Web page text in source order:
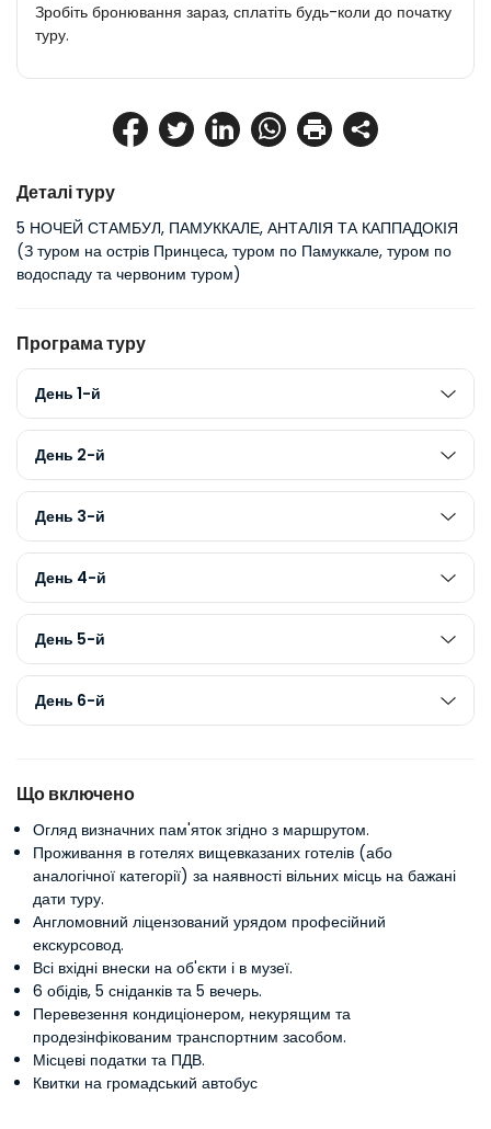
Деталі туру
5 НОЧЕЙ СТАМБУЛ, ПАМУККАЛЕ, АНТАЛІЯ ТА КАППАДОКІЯ
(З туром на острів Принцеса, туром по Памуккале, туром по
водоспаду та червоним туром)
Програма туру
День 1-й
День 2-й
День 3-й
День 4-й
День 5-й
День 6-й
Що включено
Огляд визначних пам'яток згідно з маршрутом.
Проживання в готелях вищевказаних готелів (або
аналогічної категорії) за наявності вільних місць на бажані
дати туру.
Англомовний ліцензований урядом професійний
екскурсовод.
Всі вхідні внески на об'єкти і в музеї.
6 обідів, 5 сніданків та 5 вечерь.
Перевезення кондиціонером, некурящим та
продезінфікованим транспортним засобом.
Місцеві податки та ПДВ.
Квитки на громадський автобус
Зробіть бронювання зараз, сплатіть будь-коли до початку
туру.